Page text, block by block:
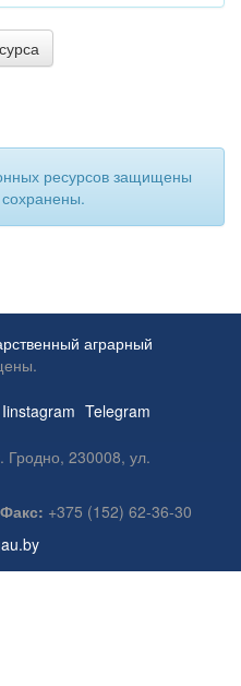
ресурсов защищены
аграрный
Iinstagram Telegram
Гродно, 230008, ул.
Факс: +375 (152) 62-36-30